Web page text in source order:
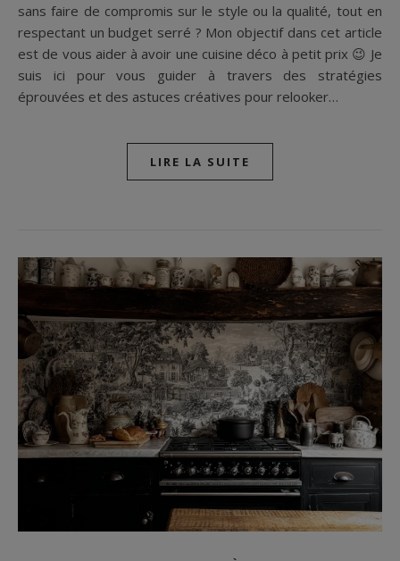
sans faire de compromis sur le style ou la qualité, tout en
respectant un budget serré ? Mon objectif dans cet article
est de vous aider à avoir une cuisine déco à petit prix 😉 Je
suis ici pour vous guider à travers des stratégies
éprouvées et des astuces créatives pour relooker…
LIRE LA SUITE